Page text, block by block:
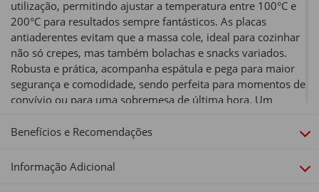
utilização, permitindo ajustar a temperatura entre 100°C e
200°C para resultados sempre fantásticos. As placas
antiaderentes evitam que a massa cole, ideal para cozinhar
não só crepes, mas também bolachas e snacks variados.
Robusta e prática, acompanha espátula e pega para maior
segurança e comodidade, sendo perfeita para momentos de
convívio ou para uma sobremesa de última hora. Um
facilidade.
Tipo de produto:
Crepeiras
Benefícios e Recomendações
Informação Adicional